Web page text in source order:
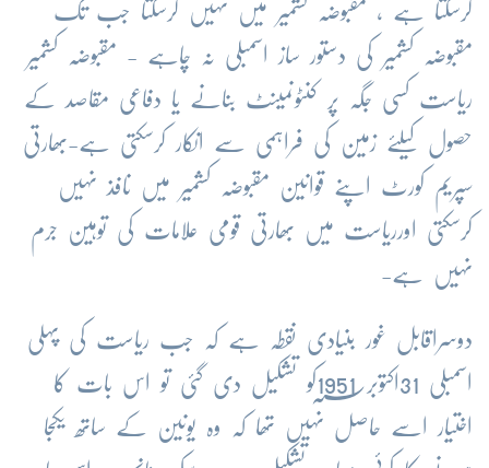
کرسکتا ہے ، مقبوضہ کشمیر میں نہیں کرسکتا جب تک
مقبوضہ کشمیر کی دستور ساز اسمبلی نہ چاہے - مقبوضہ کشمیر
ریاست کسی جگہ پر کنٹونمینٹ بنانے یا دفاعی مقاصد کے
حصول کیلئے زمین کی فراہمی سے انکار کرسکتی ہے-بھارتی
سپریم کورٹ اپنے قوانین مقبوضہ کشمیر میں نافذ نہیں
کرسکتی اورریاست میں بھارتی قومی علامات کی توہین جرم
نہیں ہے-
دوسراقابل غور بنیادی نقطہ ہے کہ جب ریاست کی پہلی
اسمبلی 31اکتوبر 1951 ؁کو تشکیل دی گئی تو اس بات کا
اختیار اسے حاصل نہیں تھا کہ وہ یونین کے ساتھ یکجا